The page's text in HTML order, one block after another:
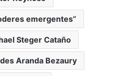
emergentes”
Steger Cataño
Aranda Bezaury